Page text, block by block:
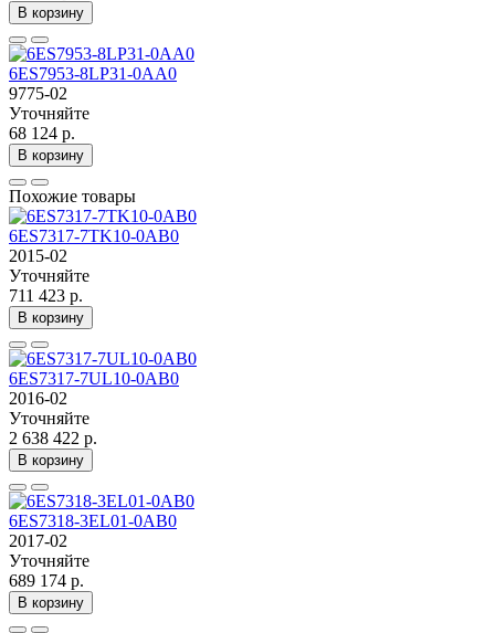
В корзину
6ES7953-8LP31-0AA0
9775-02
Уточняйте
68 124 р.
В корзину
Похожие товары
6ES7317-7TK10-0AB0
2015-02
Уточняйте
711 423 р.
В корзину
6ES7317-7UL10-0AB0
2016-02
Уточняйте
2 638 422 р.
В корзину
6ES7318-3EL01-0AB0
2017-02
Уточняйте
689 174 р.
В корзину